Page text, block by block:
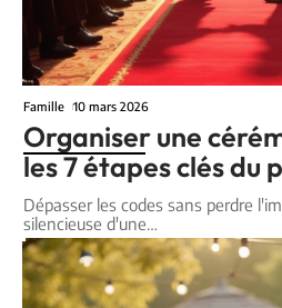
Famille 10 mars 2026
Organiser une
les 7 étapes clés du
Dépasser les codes sans perdre
silencieuse d'une…